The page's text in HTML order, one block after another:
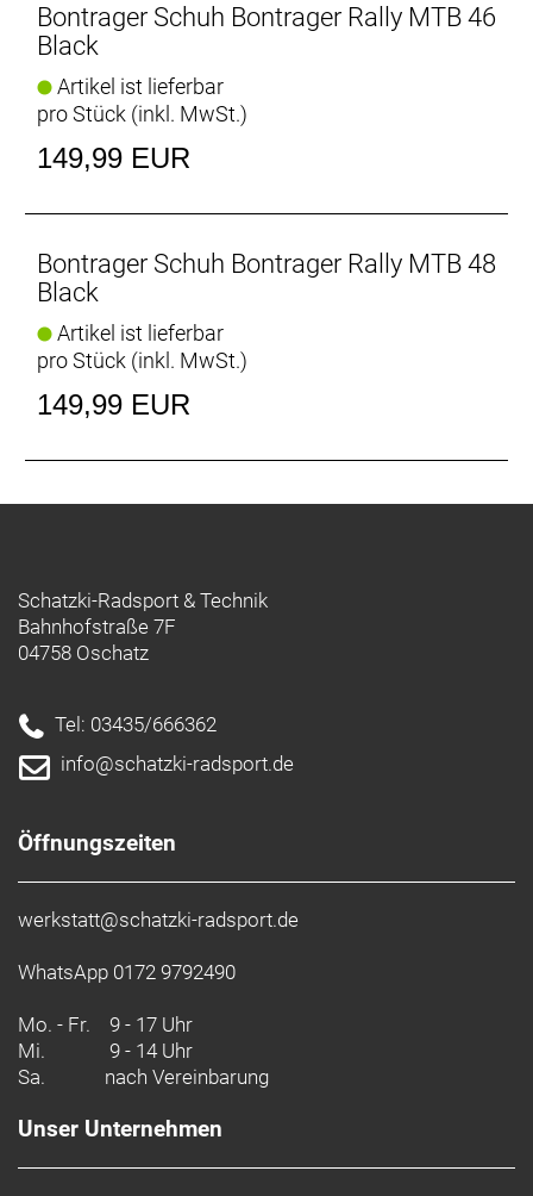
Bontrager Schuh Bontrager Rally MTB 46
Black
Artikel ist lieferbar
pro Stück (inkl. MwSt.)
149,99 EUR
Bontrager Schuh Bontrager Rally MTB 48
Black
Artikel ist lieferbar
pro Stück (inkl. MwSt.)
149,99 EUR
Schatzki-Radsport & Technik
Bahnhofstraße 7F
04758 Oschatz
Tel: 03435/666362
info@schatzki-radsport.de
Öffnungszeiten
werkstatt@schatzki-radsport.de
WhatsApp 0172 9792490
Mo. - Fr. 9 - 17 Uhr
Mi.
9 - 14 Uhr
Sa.
nach Vereinbarung
Unser Unternehmen